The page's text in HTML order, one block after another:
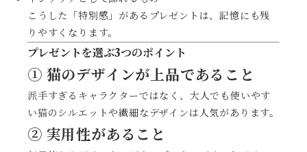
こうした「特別感」があるプレゼントは、記憶にも残
りやすくなります。
プレゼントを選ぶ3つのポイント
① 猫のデザインが上品であること
派手すぎるキャラクターではなく、大人でも使いやす
い猫のシルエットや繊細なデザインは人気があります。
② 実用性があること